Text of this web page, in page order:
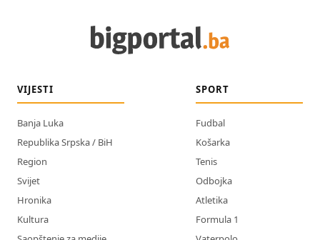
VIJESTI
Banja Luka
Republika Srpska / BiH
Region
Svijet
Hronika
Kultura
SPORT
Fudbal
Košarka
Tenis
Odbojka
Atletika
Formula 1